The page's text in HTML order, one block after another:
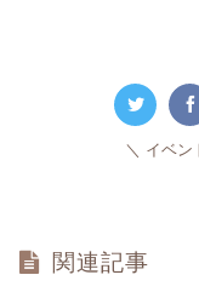
イベン
関連記事